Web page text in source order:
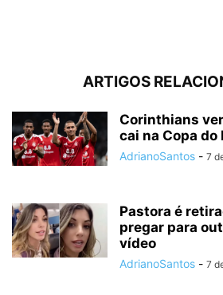
ARTIGOS
Corinthians
cai na Copa do
AdrianoSantos - 7
Pastora é
pregar para
vídeo
AdrianoSantos - 7